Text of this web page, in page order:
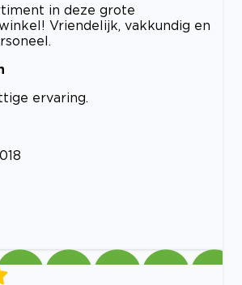
in deze grote
Vriendelijk, vakkundig en
ervaring.